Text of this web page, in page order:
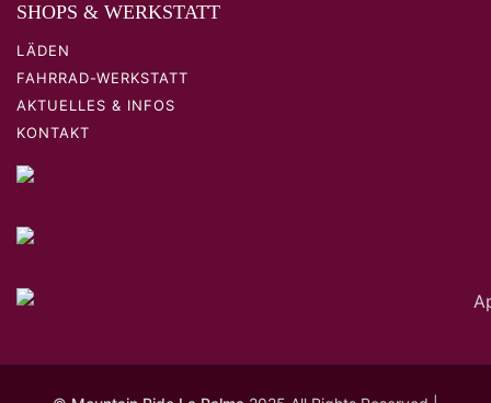
SHOPS & WERKSTATT
LÄDEN
FAHRRAD-WERKSTATT
AKTUELLES & INFOS
KONTAKT